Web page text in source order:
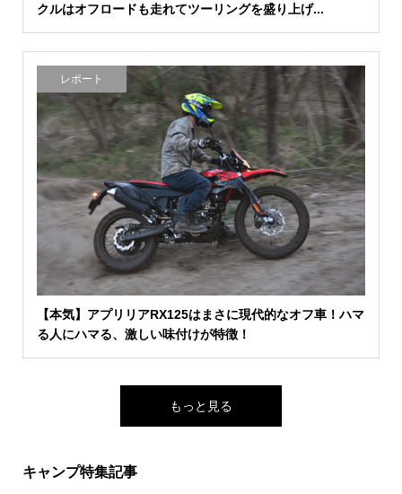
クルはオフロードも走れてツーリングを盛り上げ...
レポート
【本気】アプリリアRX125はまさに現代的なオフ車！ハマ
る人にハマる、激しい味付けが特徴！
もっと見る
キャンプ特集記事